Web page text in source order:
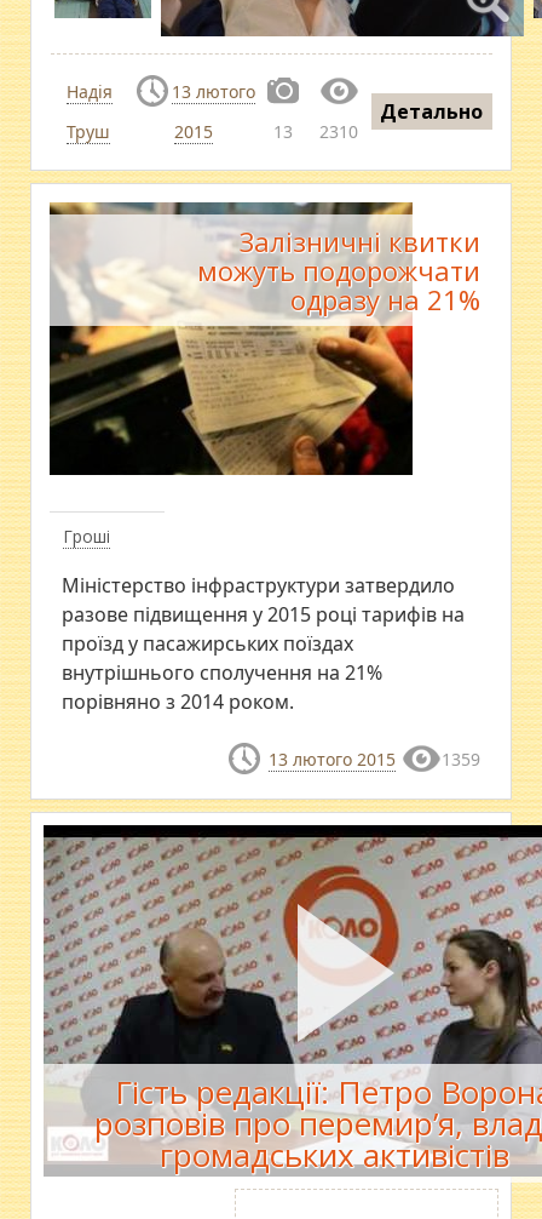
Надія
Труш
13 лютого
2015
13 2310
Детально
Гроші
Залізничні квитки
можуть подорожчати
одразу на 21%
Міністерство інфраструктури затвердило
разове підвищення у 2015 році тарифів на
проїзд у пасажирських поїздах
внутрішнього сполучення на 21%
порівняно з 2014 роком.
13 лютого 2015 1359
Гість редакції: Петро
розповів про перемир’я,
громадських активістів